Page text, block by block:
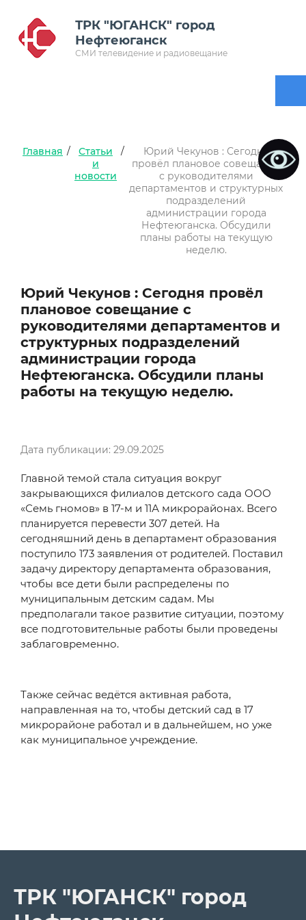
ТРК "ЮГАНСК" город
Нефтеюганск
СМИ телевидение и радиовещание
Главная /
Статьи
и
новости
/
Юрий Чекунов : Сегодня
провёл плановое совещание
с руководителями
департаментов и структурных
подразделений
администрации города
Нефтеюганска. Обсудили
планы работы на текущую
неделю.
Юрий Чекунов : Сегодня провёл
плановое совещание с
руководителями департаментов и
структурных подразделений
администрации города
Нефтеюганска. Обсудили планы
работы на текущую неделю.
Дата публикации: 29.09.2025
Главной темой стала ситуация вокруг
закрывающихся филиалов детского сада ООО
«Семь гномов» в 17-м и 11А микрорайонах. Всего
планируется перевести 307 детей. На
сегодняшний день в департамент образования
поступило 173 заявления от родителей. Поставил
задачу директору департамента образования,
чтобы все дети были распределены по
муниципальным детским садам. Мы
предполагали такое развитие ситуации, поэтому
все подготовительные работы были проведены
заблаговременно.
Также сейчас ведётся активная работа,
направленная на то, чтобы детский сад в 17
микрорайоне работал и в дальнейшем, но уже
как муниципальное учреждение.
ТРК "ЮГАНСК" город